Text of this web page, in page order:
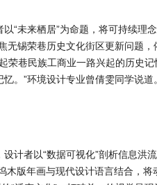
“未来栖居”为命题，将可持续理
无锡荣巷历史文化街区更新问题，
荣巷民族工商业一路兴起的历史
。”环境设计专业曾倩雯同学说道。
计者以“数据可视化”剖析信息洪
版年画与现代设计语言结合，将